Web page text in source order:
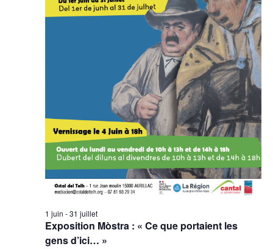
Exposition Mòstra : « Ce que portaient les
gens d’ici… »
1 juin -31 juillet